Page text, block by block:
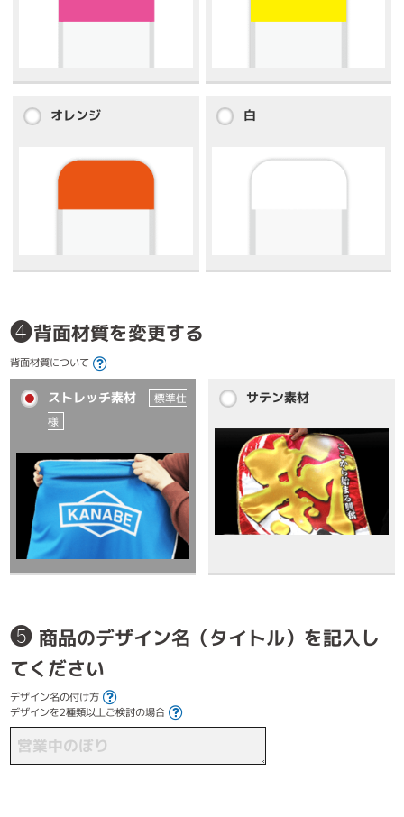
オレンジ 白
❹背面材質を変更する
背面材質について
ストレッチ素材
標準仕
様
サテン素材
❺ 商品のデザイン名（タイトル）を記入し
てください
デザイン名の付け方
デザインを2種類以上ご検討の場合